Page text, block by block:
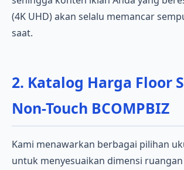
(4K UHD) akan selalu memancar
saat.
2. Katalog Harga Floor
Non-Touch BCOMPBIZ
Kami menawarkan berbagai pilihan
untuk menyesuaikan dimensi